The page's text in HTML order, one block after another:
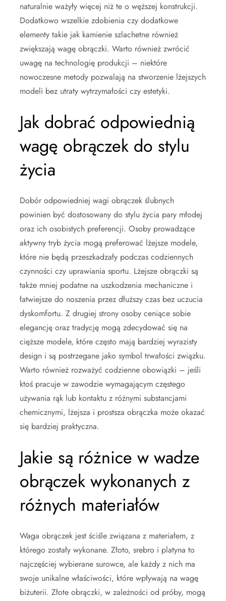
naturalnie ważyły więcej niż te o węższej konstrukcji.
Dodatkowo wszelkie zdobienia czy dodatkowe
elementy takie jak kamienie szlachetne również
zwiększają wagę obrączki. Warto również zwrócić
uwagę na technologię produkcji – niektóre
nowoczesne metody pozwalają na stworzenie lżejszych
modeli bez utraty wytrzymałości czy estetyki.
Jak dobrać odpowiednią
wagę obrączek do stylu
życia
Dobór odpowiedniej wagi obrączek ślubnych
powinien być dostosowany do stylu życia pary młodej
oraz ich osobistych preferencji. Osoby prowadzące
aktywny tryb życia mogą preferować lżejsze modele,
które nie będą przeszkadzały podczas codziennych
czynności czy uprawiania sportu. Lżejsze obrączki są
także mniej podatne na uszkodzenia mechaniczne i
łatwiejsze do noszenia przez dłuższy czas bez uczucia
dyskomfortu. Z drugiej strony osoby ceniące sobie
elegancję oraz tradycję mogą zdecydować się na
cięższe modele, które często mają bardziej wyrazisty
design i są postrzegane jako symbol trwałości związku.
Warto również rozważyć codzienne obowiązki – jeśli
ktoś pracuje w zawodzie wymagającym częstego
używania rąk lub kontaktu z różnymi substancjami
chemicznymi, lżejsza i prostsza obrączka może okazać
się bardziej praktyczna.
Jakie są różnice w wadze
obrączek wykonanych z
różnych materiałów
Waga obrączek jest ściśle związana z materiałem, z
którego zostały wykonane. Złoto, srebro i platyna to
najczęściej wybierane surowce, ale każdy z nich ma
swoje unikalne właściwości, które wpływają na wagę
biżuterii. Złote obrączki, w zależności od próby, mogą